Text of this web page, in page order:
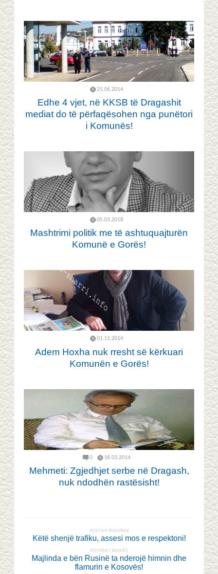
25.06.2014
Edhe 4 vjet, në KKSB të Dragashit
mediat do të përfaqësohen nga punëtori
i Komunës!
05.03.2018
Mashtrimi politik me të ashtuquajturën
Komunë e Gorës!
01.11.2014
Adem Hoxha nuk rresht së kërkuari
Komunën e Gorës!
0 16.03.2014
Mehmeti: Zgjedhjet serbe në Dragash,
nuk ndodhën rastësisht!
POSTIMI PARAPRAK
Këtë shenjë trafiku, assesi mos e respektoni!
POSTIMI I RADHËS
Majlinda e bën Rusinë ta nderojë himnin dhe
flamurin e Kosovës!